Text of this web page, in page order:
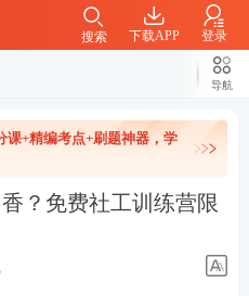
下载APP 登录
搜索
导航
课+精编考点+刷题神器，学
？免费社工训练营限